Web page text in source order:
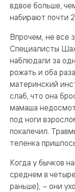
вдвое больше,
набирают почти
Впрочем, не все
Специалисты
наблюдали за
рожать и оба
материнский
слаб, что она
мамаша
под ноги
покалечил.
теленка
Когда у бычков
среднем в
раньше), – они